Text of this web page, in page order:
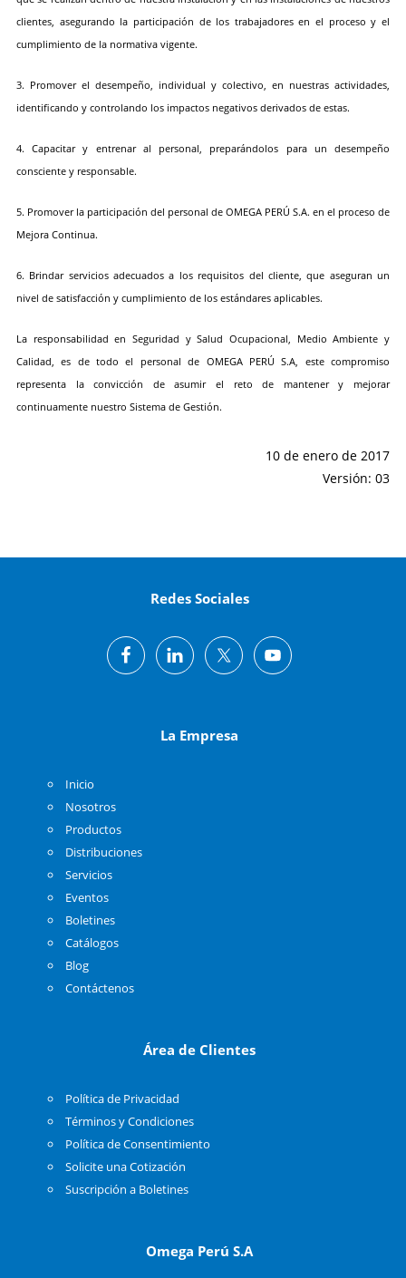
clientes, asegurando la participación de los trabajadores en el proceso y el
cumplimiento de la normativa vigente.
3. Promover el desempeño, individual y colectivo, en nuestras actividades,
identificando y controlando los impactos negativos derivados de estas.
4. Capacitar y entrenar al personal, preparándolos para un desempeño
consciente y responsable.
5. Promover la participación del personal de OMEGA PERÚ S.A. en el proceso de
Mejora Continua.
6. Brindar servicios adecuados a los requisitos del cliente, que aseguran un
nivel de satisfacción y cumplimiento de los estándares aplicables.
La responsabilidad en Seguridad y Salud Ocupacional, Medio Ambiente y
Calidad, es de todo el personal de OMEGA PERÚ S.A, este compromiso
representa la convicción de asumir el reto de mantener y mejorar
continuamente nuestro Sistema de Gestión.
10 de enero de 2017
Versión: 03
Redes Sociales
La Empresa
Inicio
Nosotros
Productos
Distribuciones
Servicios
Eventos
Boletines
Catálogos
Blog
Contáctenos
Área de Clientes
Política de Privacidad
Términos y Condiciones
Política de Consentimiento
Solicite una Cotización
Suscripción a Boletines
Omega Perú S.A